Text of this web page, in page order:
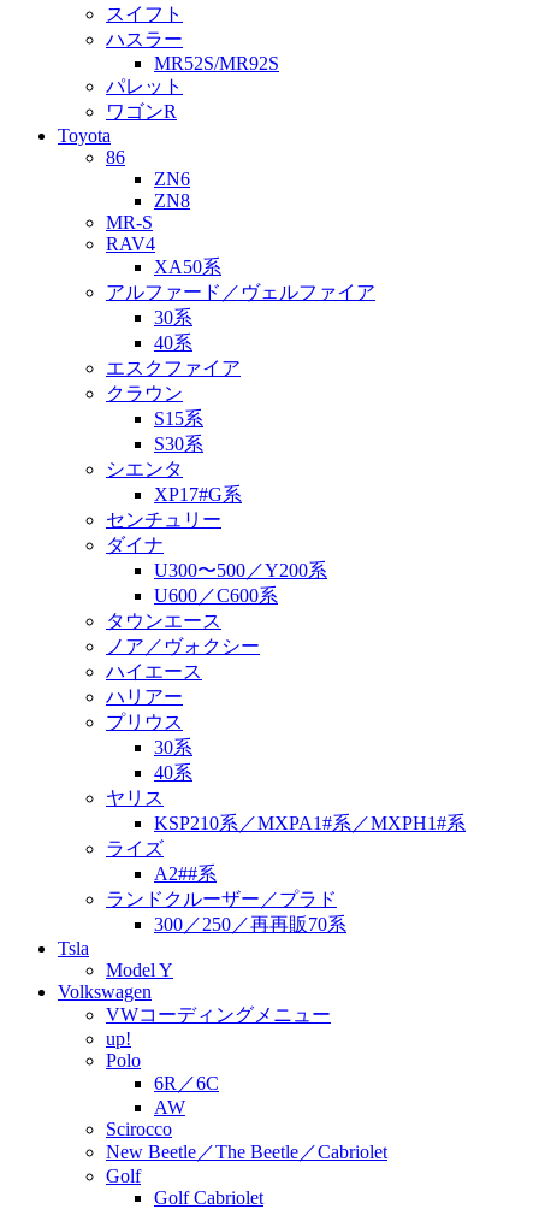
スイフト
ハスラー
MR52S/MR92S
パレット
ワゴンR
Toyota
86
ZN6
ZN8
MR-S
RAV4
XA50系
アルファード／ヴェルファイア
30系
40系
エスクファイア
クラウン
S15系
S30系
シエンタ
XP17#G系
センチュリー
ダイナ
U300〜500／Y200系
U600／C600系
タウンエース
ノア／ヴォクシー
ハイエース
ハリアー
プリウス
30系
40系
ヤリス
KSP210系／MXPA1#系／MXPH1#系
ライズ
A2##系
ランドクルーザー／プラド
300／250／再再販70系
Tsla
Model Y
Volkswagen
VWコーディングメニュー
up!
Polo
6R／6C
AW
Scirocco
New Beetle／The Beetle／Cabriolet
Golf
Golf Cabriolet